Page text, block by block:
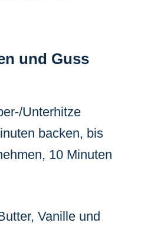
und Guss
Unterhitze
backen, bis
10 Minuten
Vanille und